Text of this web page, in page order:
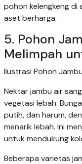
pohon kelengkeng
aset berharga.
5. Pohon
Melimpah
Ilustrasi Pohon
Nektar jambu air
vegetasi lebah.
putih, dan harum,
menarik lebah. Ini
untuk mendukung
Beberapa varietas